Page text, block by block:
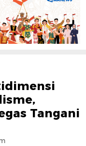
Tangani